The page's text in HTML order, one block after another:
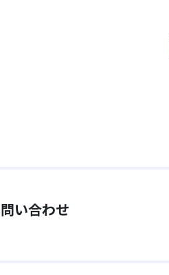
い合わせ